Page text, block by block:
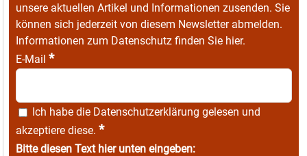
unsere aktuellen Artikel und Informationen zusenden. Sie
können sich jederzeit von diesem Newsletter abmelden.
Informationen zum Datenschutz finden Sie hier.
E-Mail *
Ich habe die Datenschutzerklärung gelesen und
akzeptiere diese. *
Bitte diesen Text hier unten eingeben: